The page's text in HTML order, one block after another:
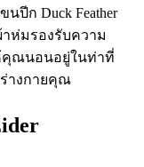
ปีก Duck Feather
ห่มรองรับความ
คุณนอนอยู่ในท่าที่
างกายคุณ